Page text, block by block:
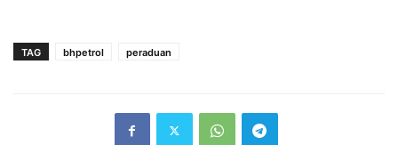
TAG bhpetrol peraduan